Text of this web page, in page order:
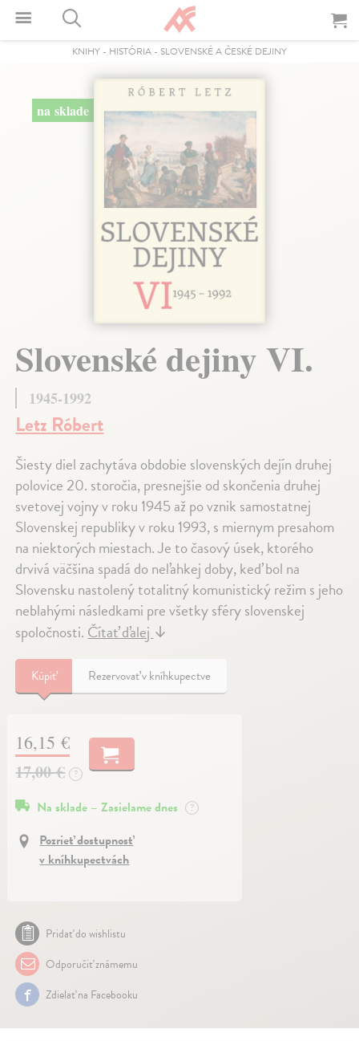
KNIHY - HISTÓRIA - SLOVENSKÉ A ČESKÉ DEJINY
na sklade
Slovenské dejiny VI.
1945-1992
Letz Róbert
Šiesty diel zachytáva obdobie slovenských dejín druhej
polovice 20. storočia, presnejšie od skončenia druhej
svetovej vojny v roku 1945 až po vznik samostatnej
Slovenskej republiky v roku 1993, s miernym presahom
na niektorých miestach. Je to časový úsek, ktorého
drvivá väčšina spadá do neľahkej doby, keď bol na
Slovensku nastolený totalitný komunistický režim s jeho
neblahými následkami pre všetky sféry slovenskej
spoločnosti.Čítať ďalej↓
Kúpiť Rezervovať v kníhkupectve
16,15 €
17,00 €
?
Na sklade – Zasielame dnes ?
Pozrieť dostupnosť
v kníhkupectvách
Pridať do wishlistu
Odporučiť známemu
Zdielať na Facebooku